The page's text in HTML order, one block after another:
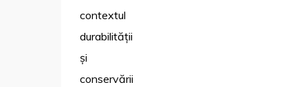
contextul
durabilității
și
conservării